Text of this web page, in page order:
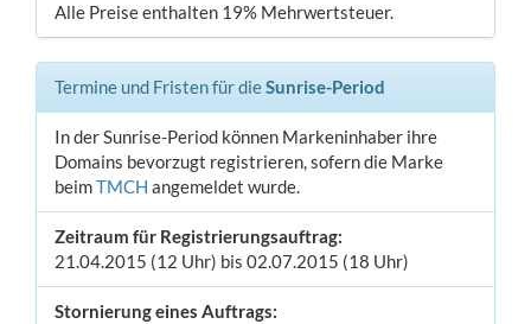
Alle Preise enthalten 19% Mehrwertsteuer.
Termine und Fristen für dieSunrise-Period
In der Sunrise-Period können Markeninhaber ihre
Domains bevorzugt registrieren, sofern die Marke
beimTMCH angemeldet wurde.
Zeitraum für Registrierungsauftrag:
21.04.2015 (12 Uhr) bis 02.07.2015 (18 Uhr)
Stornierung eines Auftrags: